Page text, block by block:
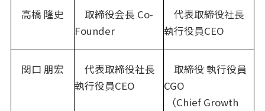
高橋 隆史
取締役会長 Co-
Founder
代表取締役社長
執行役員CEO
関口 朋宏
代表取締役社長
執行役員CEO
取締役 執行役員
CGO
（Chief Growth